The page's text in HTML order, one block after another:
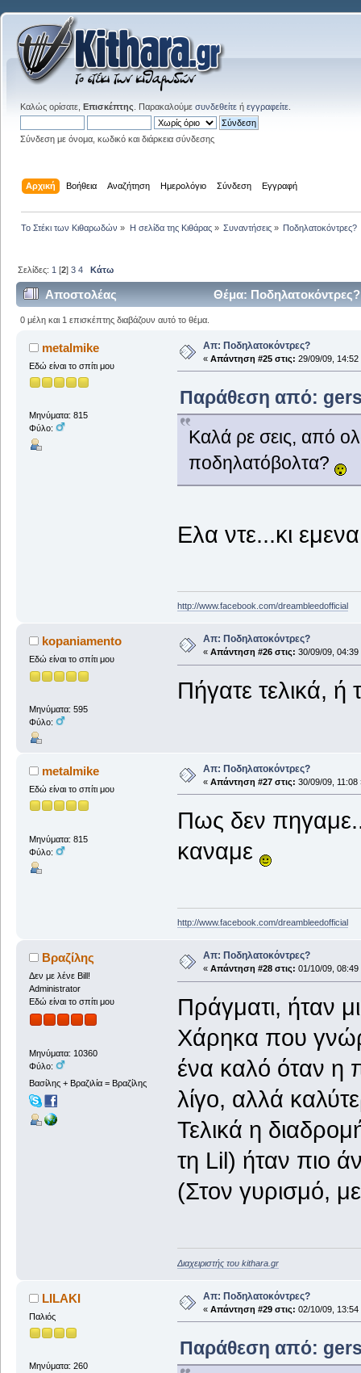
Καλώς ορίσατε, Επισκέπτης . Παρακαλούμε συνδεθείτε ή εγγραφείτε
Σύνδεση με όνομα, κωδικό και διάρκεια σύνδεσης
Αρχική Βοήθεια Αναζήτηση Ημερολόγιο Σύνδεση Εγγραφή
Το Στέκι των Κιθαρωδών » Η σελίδα της Κιθάρας» Συναντήσεις» Ποδηλατοκόντρες?
Σελίδες: 1 [2]3 4 Κάτω
Αποστολέας Θέμα:
0 μέλη και 1 επισκέπτης διαβάζουν αυτό το θέμα.
metalmike
Εδώ είναι το σπίτι μου
Μηνύματα: 815
Φύλο:
Απ: Ποδηλατοκόντρες?
« Απάντηση #25 στις: 29/09/09, 14:52
Παράθεση από: gers
Καλά ρε σεις, από
ποδηλατόβολτα?
Eλα ντε...κι
http://www.facebook.com/dreambleedofficial
kopaniamento
Εδώ είναι το σπίτι μου
Μηνύματα: 595
Φύλο:
Απ: Ποδηλατοκόντρες?
« Απάντηση #26 στις: 30/09/09, 04:39
Πήγατε τελικά,
metalmike
Εδώ είναι το σπίτι μου
Μηνύματα: 815
Φύλο:
Απ: Ποδηλατοκόντρες?
« Απάντηση #27 στις: 30/09/09, 11:08
Πως δεν
καναμε
http://www.facebook.com/dreambleedofficial
Βραζίλης
Δεν με λένε Bill!
Administrator
Εδώ είναι το σπίτι μου
Μηνύματα: 10360
Φύλο:
Βασίλης + Βραζιλία = Βραζίλης
Απ: Ποδηλατοκόντρες?
« Απάντηση #28 στις: 01/10/09, 08:49
Πράγματι, ήταν
Χάρηκα που
ένα καλό όταν η
λίγο, αλλά
Τελικά η
τη Lil) ήταν πιο
(Στον γυρισμό,
Διαχειριστής του kithara.gr
LILAKI
Παλιός
Μηνύματα: 260
Απ: Ποδηλατοκόντρες?
« Απάντηση #29 στις: 02/10/09, 13:54
Παράθεση από: gers